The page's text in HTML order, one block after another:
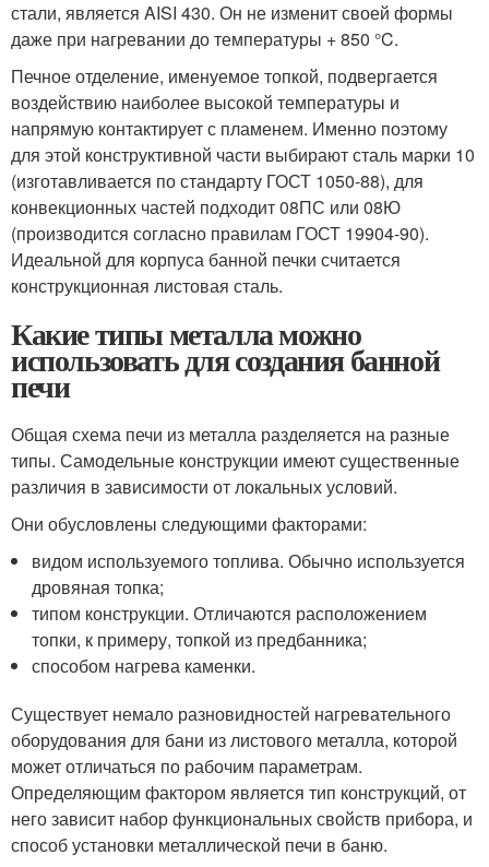
стали, является AISI 430. Он не изменит своей формы
даже при нагревании до температуры + 850 °C.
Печное отделение, именуемое топкой, подвергается
воздействию наиболее высокой температуры и
напрямую контактирует с пламенем. Именно поэтому
для этой конструктивной части выбирают сталь марки 10
(изготавливается по стандарту ГОСТ 1050-88), для
конвекционных частей подходит 08ПС или 08Ю
(производится согласно правилам ГОСТ 19904-90).
Идеальной для корпуса банной печки считается
конструкционная листовая сталь.
Какие типы металла можно
использовать для создания банной
печи
Общая схема печи из металла разделяется на разные
типы. Самодельные конструкции имеют существенные
различия в зависимости от локальных условий.
Они обусловлены следующими факторами:
видом используемого топлива. Обычно используется
дровяная топка;
типом конструкции. Отличаются расположением
топки, к примеру, топкой из предбанника;
способом нагрева каменки.
Существует немало разновидностей нагревательного
оборудования для бани из листового металла, которой
может отличаться по рабочим параметрам.
Определяющим фактором является тип конструкций, от
него зависит набор функциональных свойств прибора, и
способ установки металлической печи в баню.